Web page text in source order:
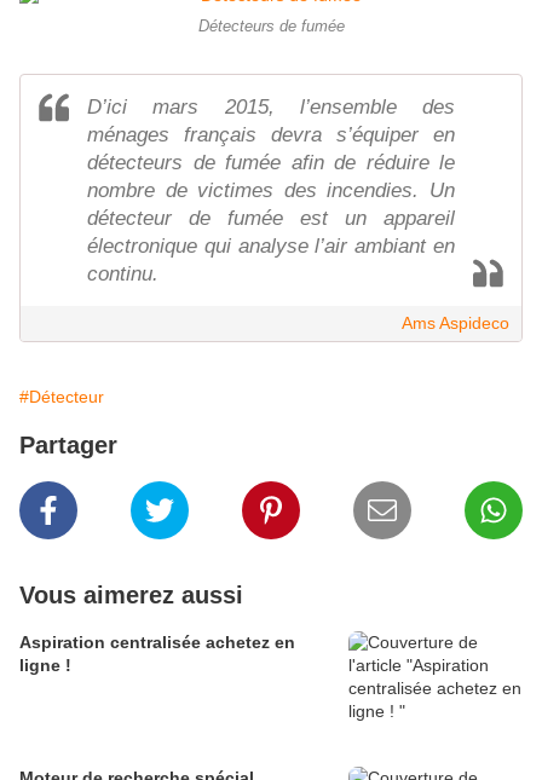
Détecteurs de fumée
D’ici mars 2015, l’ensemble des
ménages français devra s’équiper en
détecteurs de fumée afin de réduire le
nombre de victimes des incendies. Un
détecteur de fumée est un appareil
électronique qui analyse l’air ambiant en
continu.
Ams Aspideco
#Détecteur
Partager
Vous aimerez aussi
Aspiration centralisée achetez en
ligne !